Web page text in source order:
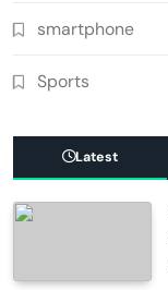
smartphone
Sports
Latest